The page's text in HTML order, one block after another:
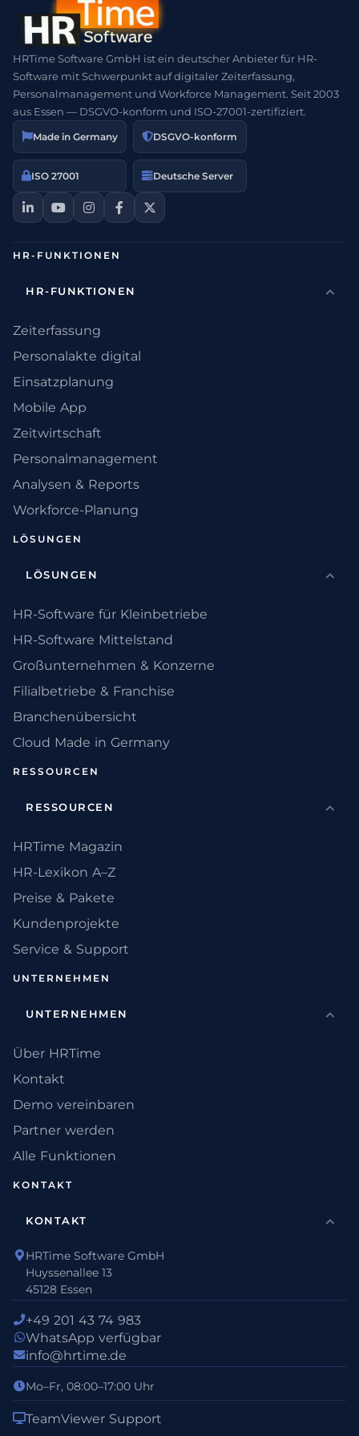
HRTime Software GmbH ist ein deutscher Anbieter für HR-
Software mit Schwerpunkt auf digitaler Zeiterfassung,
Personalmanagement und Workforce Management. Seit 2003
aus Essen — DSGVO-konform und ISO-27001-zertifiziert.
Made in Germany DSGVO-konform
ISO 27001 Deutsche Server
HR-FUNKTIONEN
HR-FUNKTIONEN
Zeiterfassung
Personalakte digital
Einsatzplanung
Mobile App
Zeitwirtschaft
Personalmanagement
Analysen & Reports
Workforce-Planung
LÖSUNGEN
LÖSUNGEN
HR-Software für Kleinbetriebe
HR-Software Mittelstand
Großunternehmen & Konzerne
Filialbetriebe & Franchise
Branchenübersicht
Cloud Made in Germany
RESSOURCEN
RESSOURCEN
HRTime Magazin
HR-Lexikon A–Z
Preise & Pakete
Kundenprojekte
Service & Support
UNTERNEHMEN
UNTERNEHMEN
Über HRTime
Kontakt
Demo vereinbaren
Partner werden
Alle Funktionen
KONTAKT
KONTAKT
HRTime Software GmbH
Huyssenallee 13
45128 Essen
+49 201 43 74 983
WhatsApp verfügbar
info@hrtime.de
Mo–Fr, 08:00–17:00 Uhr
TeamViewer Support